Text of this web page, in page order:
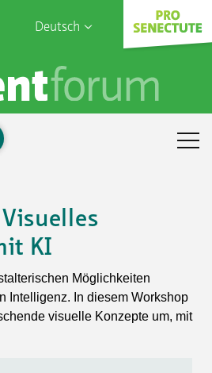
Deutsch
English
Français
KI
Möglichkeiten
Intelligenz. In diesem Workshop
visuelle Konzepte um, mit